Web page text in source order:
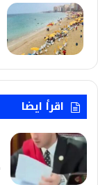
اقرأ ايضا